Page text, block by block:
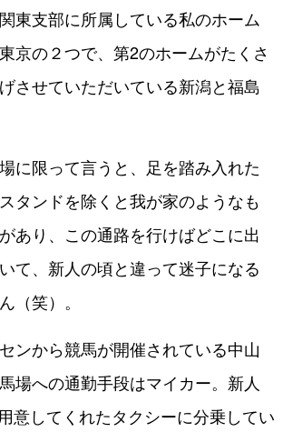
東支部に所属している私のホーム
京の２つで、第2のホームがたくさ
させていただいている新潟と福島
に限って言うと、足を踏み入れた
タンドを除くと我が家のようなも
あり、この通路を行けばどこに出
て、新人の頃と違って迷子になる
（笑）。
ンから競馬が開催されている中山
場への通勤手段はマイカー。新人
意してくれたタクシーに分乗してい